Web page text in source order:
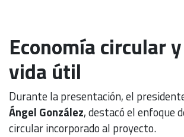
Economía circular
vida útil
Durante la presentación, el
Ángel González, destacó el enfoque
circular incorporado al proyecto.